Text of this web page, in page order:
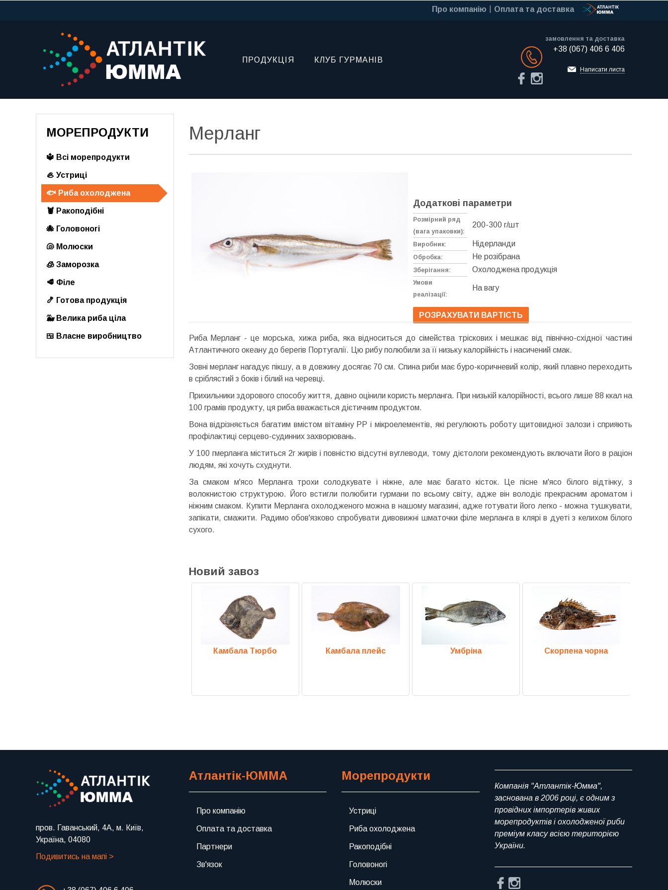
Про компанію Оплата та доставка
ПРОДУКЦІЯ КЛУБ ГУРМАНІВ
замовлення та доставка
+38 (067) 406 6 406
Обратный звонок Написати листа
МОРЕПРОДУКТИ
🔱 Всі морепродукти
🦪 Устриці
🐟 Риба охолоджена
🦞 Ракоподібні
🐙 Головоногі
🐚 Молюски
🧊 Заморозка
🥩 Філе
🍤 Готова продукція
🐳 Велика риба ціла
🍱 Власне виробництво
Мерланг
Додаткові параметри
Розмірний ряд
(вага упаковки):
200-300 г/шт
Виробник: Нідерланди
Обробка: Не розібрана
Зберігання: Охолоджена продукція
Умови
реалізації:
На вагу
РОЗРАХУВАТИ ВАРТІСТЬ
Риба Мерланг - це морська, хижа риба, яка відноситься до сімейства тріскових і мешкає від північно-східної частині
Атлантичного океану до берегів Португалії. Цю рибу полюбили за її низьку калорійність і насичений смак.
Зовні мерланг нагадує пікшу, а в довжину досягає 70 см. Спина риби має буро-коричневий колір, який плавно переходить
в сріблястий з боків і білий на черевці.
Прихильники здорового способу життя, давно оцінили користь мерланга. При низькій калорійності, всього лише 88 ккал на
100 грамів продукту, ця риба вважається дієтичним продуктом.
Вона відрізняється багатим вмістом вітаміну РР і мікроелементів, які регулюють роботу щитовидної залози і сприяють
профілактиці серцево-судинних захворювань.
У 100 гмерланга міститься 2г жирів і повністю відсутні вуглеводи, тому дієтологи рекомендують включати його в раціон
людям, які хочуть схуднути.
За смаком м'ясо Мерланга трохи солодкувате і ніжне, але має багато кісток. Це пісне м'ясо білого відтінку, з
волокнистою структурою. Його встигли полюбити гурмани по всьому світу, адже він володіє прекрасним ароматом і
ніжним смаком. Купити Мерланга охолодженого можна в нашому магазині, адже готувати його легко - можна тушкувати,
запікати, смажити. Радимо обов'язково спробувати дивовижні шматочки філе мерланга в клярі в дуеті з келихом білого
сухого.
Новий завоз
Камбала Тюрбо Камбала плейс Умбріна Скорпена чорна
пров. Гаванський, 4А, м. Київ,
Україна, 04080
Подивитись на мапі >
Атлантік-ЮММА
Про компанію
Оплата та доставка
Партнери
Зв'язок
Морепродукти
Устриці
Риба охолоджена
Ракоподібні
Головоногі
Молюски
Компанія "Атлантік-Юмма",
заснована в 2006 році, є одним з
провідних імпортерів живих
морепродуктів і охолодженої риби
преміум класу всією територією
України.